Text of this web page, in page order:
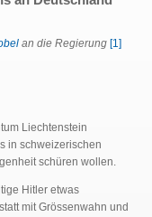
an die Regierung [1]
Liechtenstein
in schweizerischen
schüren wollen.
Hitler etwas
mit Grössenwahn und